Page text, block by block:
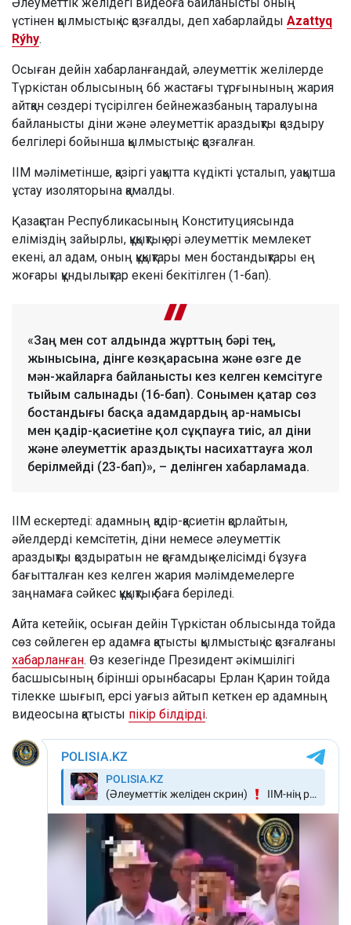
үстінен қылмыстық іс қозғалды, деп хабарлайды Azattyq
Rýhy.
Осыған дейін хабарланғандай, әлеуметтік желілерде
Түркістан облысының 66 жастағы тұрғынының жария
айтқан сөздері түсірілген бейнежазбаның таралуына
байланысты діни және әлеуметтік араздықты қоздыру
белгілері бойынша қылмыстық іс қозғалған.
ІІМ мәліметінше, қазіргі уақытта күдікті ұсталып, уақытша
ұстау изоляторына қамалды.
Қазақстан Республикасының Конституциясында
еліміздің зайырлы, құқықтық әрі әлеуметтік мемлекет
екені, ал адам, оның құқықтары мен бостандықтары ең
жоғары құндылықтар екені бекітілген (1-бап).
«Заң мен сот алдында жұрттың бәрі тең,
жынысына, дінге көзқарасына және өзге де
мән-жайларға байланысты кез келген кемсітуге
тыйым салынады (16-бап). Сонымен қатар сөз
бостандығы басқа адамдардың ар-намысы
мен қадір-қасиетіне қол сұқпауға тиіс, ал діни
және әлеуметтік араздықты насихаттауға жол
берілмейді (23-бап)», – делінген хабарламада.
ІІМ ескертеді: адамның қадір-қасиетін қорлайтын,
әйелдерді кемсітетін, діни немесе әлеуметтік
араздықты қоздыратын не қоғамдық келісімді бұзуға
бағытталған кез келген жария мәлімдемелерге
заңнамаға сәйкес құқықтық баға беріледі.
Айта кетейік, осыған дейін Түркістан облысында тойда
сөз сөйлеген ер адамға қатысты қылмыстық іс қозғалғаны
хабарланған. Өз кезегінде Президент әкімшілігі
басшысының бірінші орынбасары Ерлан Қарин тойда
тілекке шығып, ерсі уағыз айтып кеткен ер адамның
видеосына қатысты пікір білдірді.